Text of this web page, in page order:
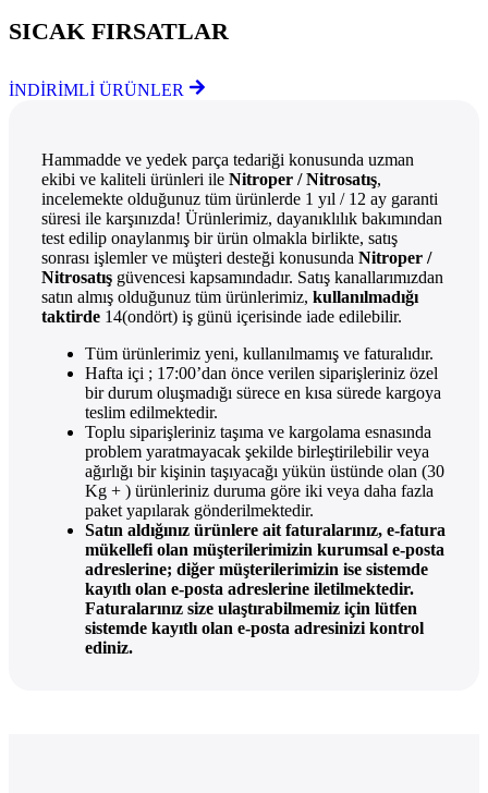
SICAK FIRSATLAR
İNDİRİMLİ ÜRÜNLER
Hammadde ve yedek parça tedariği konusunda uzman
ekibi ve kaliteli ürünleri ile Nitroper / Nitrosatış,
incelemekte olduğunuz tüm ürünlerde 1 yıl / 12 ay garanti
süresi ile karşınızda! Ürünlerimiz, dayanıklılık bakımından
test edilip onaylanmış bir ürün olmakla birlikte, satış
sonrası işlemler ve müşteri desteği konusunda Nitroper /
Nitrosatış güvencesi kapsamındadır. Satış kanallarımızdan
satın almış olduğunuz tüm ürünlerimiz, kullanılmadığı
taktirde 14(ondört) iş günü içerisinde iade edilebilir.
Tüm ürünlerimiz yeni, kullanılmamış ve faturalıdır.
Hafta içi ; 17:00’dan önce verilen siparişleriniz özel
bir durum oluşmadığı sürece en kısa sürede kargoya
teslim edilmektedir.
Toplu siparişleriniz taşıma ve kargolama esnasında
problem yaratmayacak şekilde birleştirilebilir veya
ağırlığı bir kişinin taşıyacağı yükün üstünde olan (30
Kg + ) ürünleriniz duruma göre iki veya daha fazla
paket yapılarak gönderilmektedir.
Satın aldığınız ürünlere ait faturalarınız, e-fatura
mükellefi olan müşterilerimizin kurumsal e-posta
adreslerine; diğer müşterilerimizin ise sistemde
kayıtlı olan e-posta adreslerine iletilmektedir.
Faturalarınız size ulaştırabilmemiz için lütfen
sistemde kayıtlı olan e-posta adresinizi kontrol
ediniz.